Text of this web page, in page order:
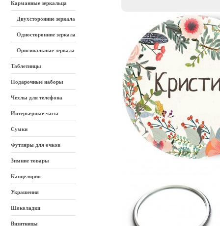
Карманные зеркальца
Двухсторонние зеркала
Односторонние зеркала
Оригинальные зеркала
Таблетницы
Подарочные наборы
Чехлы для телефона
Интерьерные часы
Сумки
Футляры для очков
Зимние товары
Канцелярия
Украшения
Шоколадки
Визитницы